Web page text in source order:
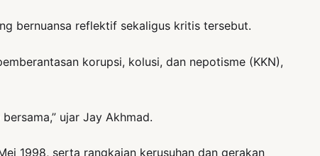
bernuansa reflektif sekaligus kritis tersebut.
korupsi, kolusi, dan nepotisme (KKN),
ujar Jay Akhmad.
1998, serta rangkaian kerusuhan dan gerakan